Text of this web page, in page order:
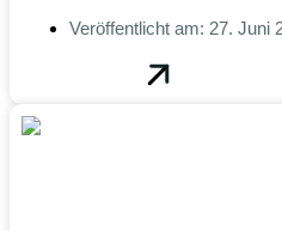
Veröffentlicht am: 27. Juni